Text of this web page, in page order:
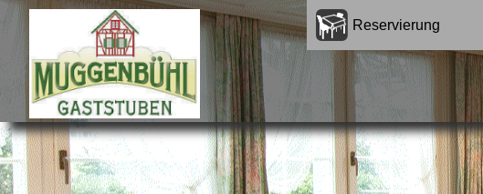
Reservierung